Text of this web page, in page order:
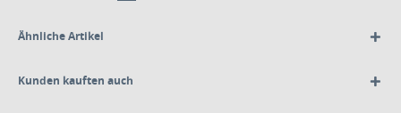
Ähnliche Artikel
Kunden kauften auch